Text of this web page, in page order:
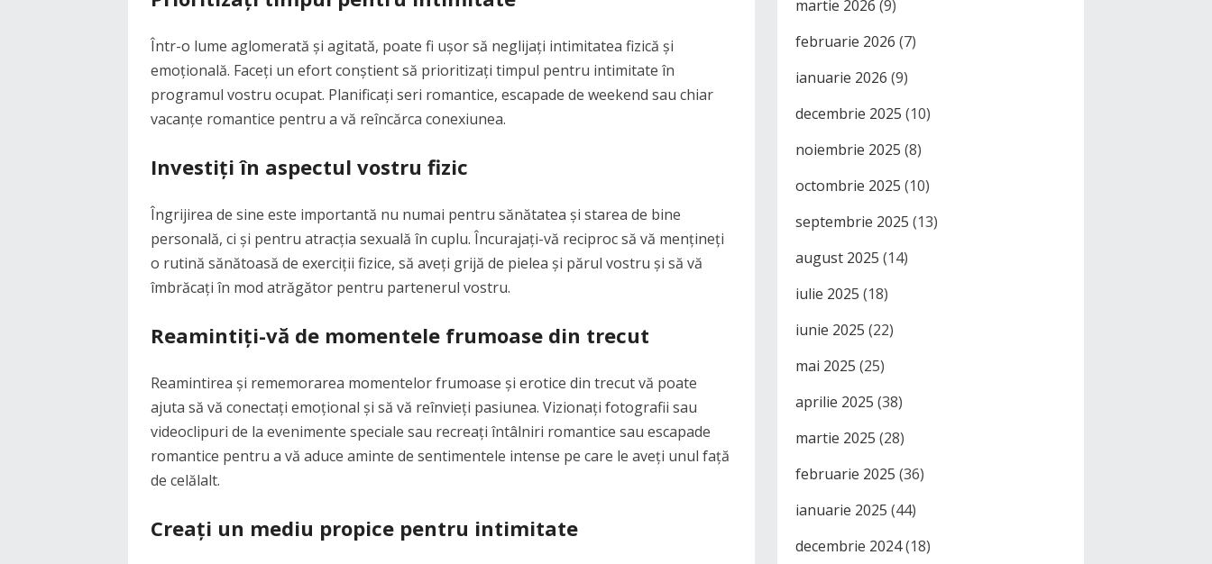
Într-o lume aglomerată și agitată, poate fi ușor să neglijați intimitatea fizică și
emoțională. Faceți un efort conștient să prioritizați timpul pentru intimitate în
programul vostru ocupat. Planificați seri romantice, escapade de weekend sau chiar
vacanțe romantice pentru a vă reîncărca conexiunea.
Investiți în aspectul vostru fizic
Îngrijirea de sine este importantă nu numai pentru sănătatea și starea de bine
personală, ci și pentru atracția sexuală în cuplu. Încurajați-vă reciproc să vă mențineți
o rutină sănătoasă de exerciții fizice, să aveți grijă de pielea și părul vostru și să vă
îmbrăcați în mod atrăgător pentru partenerul vostru.
Reamintiți-vă de momentele frumoase din trecut
Reamintirea și rememorarea momentelor frumoase și erotice din trecut vă poate
ajuta să vă conectați emoțional și să vă reînvieți pasiunea. Vizionați fotografii sau
videoclipuri de la evenimente speciale sau recreați întâlniri romantice sau escapade
romantice pentru a vă aduce aminte de sentimentele intense pe care le aveți unul față
de celălalt.
Creați un mediu propice pentru intimitate
martie 2026 (9)
februarie 2026 (7)
ianuarie 2026 (9)
decembrie 2025 (10)
noiembrie 2025 (8)
octombrie 2025 (10)
septembrie 2025 (13)
august 2025 (14)
iulie 2025 (18)
iunie 2025 (22)
mai 2025 (25)
aprilie 2025 (38)
martie 2025 (28)
februarie 2025 (36)
ianuarie 2025 (44)
decembrie 2024(18)